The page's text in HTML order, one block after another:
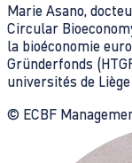
Marie Asano,
Circular
la bioéconomie
Gründerfonds
universités de
© ECBF